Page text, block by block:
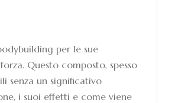
per le sue
Questo composto, spesso
senza un significativo
i suoi effetti e come viene